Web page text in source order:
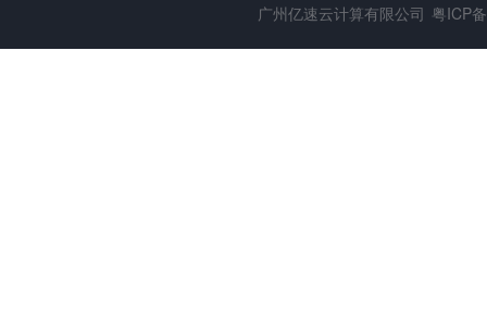
广州亿速云计算有限公司 粤ICP